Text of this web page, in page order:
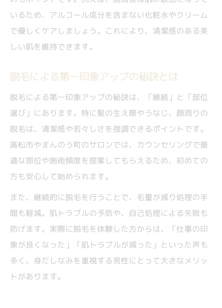
いるため、アルコール成分を含まない化粧水やクリーム
で優しくケアしましょう。これにより、清潔感のある美
しい肌を維持できます。
脱毛による第一印象アップの秘訣とは
脱毛による第一印象アップの秘訣は、「継続」と「部位
選び」にあります。特に髪の生え際やうなじ、顔周りの
脱毛は、清潔感や若々しさを強調できるポイントです。
高松市やまんのう町のサロンでは、カウンセリングで最
適な部位や施術頻度を提案してもらえるため、初めての
方も安心して始められます。
また、継続的に脱毛を行うことで、毛量が減り処理の手
間も軽減。肌トラブルの予防や、自己処理による失敗も
防げます。実際に脱毛を体験した方からは、「仕事の印
象が良くなった」「肌トラブルが減った」といった声も
多く、身だしなみを重視する男性にとって大きなメリッ
トがあります。